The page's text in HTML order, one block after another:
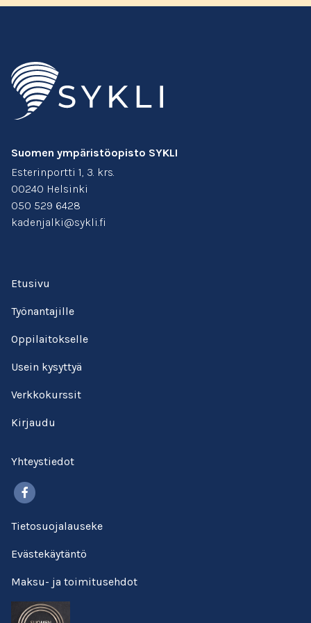
Suomen ympäristöopisto SYKLI
Esterinportti 1, 3. krs.
00240 Helsinki
050 529 6428
kadenjalki@sykli.fi
Etusivu
Työnantajille
Oppilaitokselle
Usein kysyttyä
Verkkokurssit
Kirjaudu
Yhteystiedot
Tietosuojalauseke
Evästekäytäntö
Maksu- ja toimitusehdot